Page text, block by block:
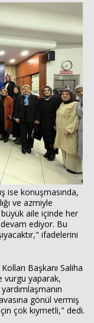
ise konuşmasında,
ve azmiyle
büyük aile içinde her
ediyor. Bu
ifadelerini
Başkanı Saliha
vurgu yaparak,
gönül vermiş
çok kıymetli," dedi.